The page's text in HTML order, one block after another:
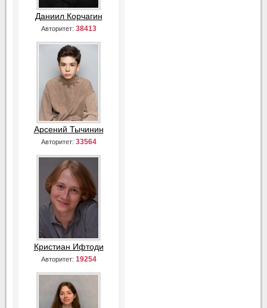
Даниил Корчагин
Авторитет: 38413
Арсений Тычинин
Авторитет: 33564
Кристиан Ифтоди
Авторитет: 19254